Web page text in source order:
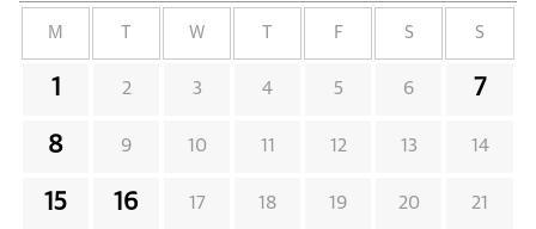
M W F S S
1 2 3 4 5 6 7
8 9 10 11 12 13 14
15 16 17 18 19 20 21